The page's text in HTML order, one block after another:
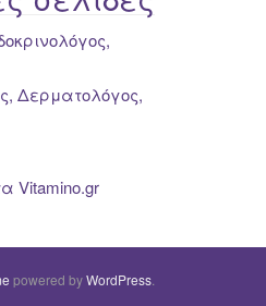
Δερματολόγος,
Vitamino.gr
powered byWordPress